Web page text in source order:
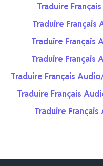
Traduire
Traduire
Traduire Français
Traduire Français
Traduire Français
Traduire Français
Traduire